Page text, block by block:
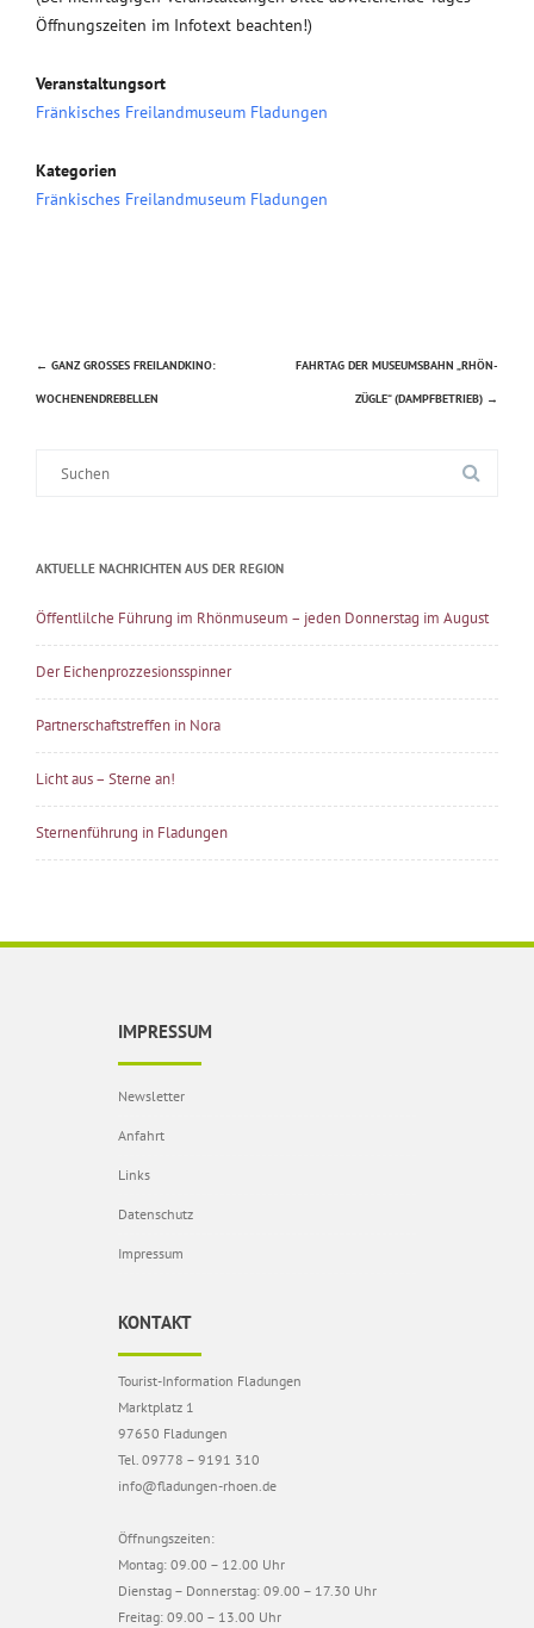
Öffnungszeiten im Infotext beachten!)
Veranstaltungsort
Fränkisches Freilandmuseum Fladungen
Kategorien
Fränkisches Freilandmuseum Fladungen
Beitragsnavigation
← GANZ GROSSES FREILANDKINO: W
OCHENENDREBELLEN
FAHRTAG DER MUSEUMSBAHN „RHÖN-
ZÜGLE“ (DAMPFBETRIEB) →
AKTUELLE NACHRICHTEN AUS DER REGION
Öffentlilche Führung im Rhönmuseum – jeden Donnerstag im August
Der Eichenprozzesionsspinner
Partnerschaftstreffen in Nora
Licht aus – Sterne an!
Sternenführung in Fladungen
IMPRESSUM
Newsletter
Anfahrt
Links
Datenschutz
Impressum
KONTAKT
Tourist-Information Fladungen
Marktplatz 1
97650 Fladungen
Tel. 09778 – 9191 310
info@fladungen-rhoen.de
Öffnungszeiten:
Montag: 09.00 – 12.00 Uhr
Dienstag – Donnerstag: 09.00 – 17.30 Uhr
Freitag: 09.00 – 13.00 Uhr